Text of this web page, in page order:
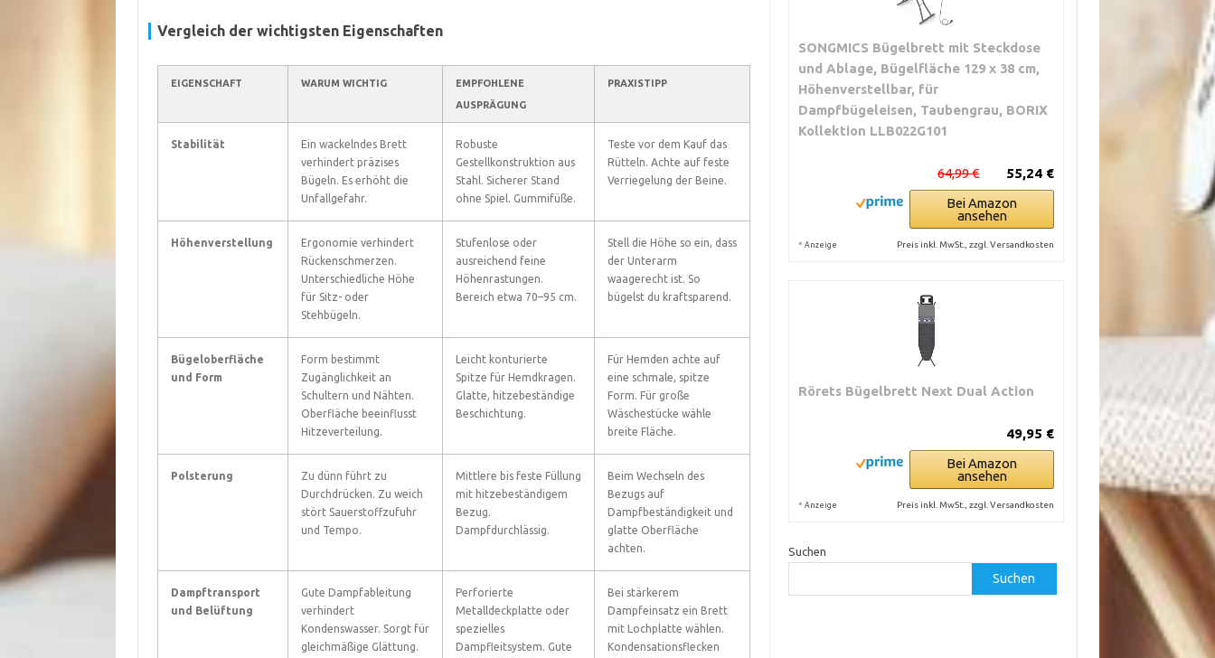
Vergleich der wichtigsten Eigenschaften
EIGENSCHAFT WARUM WICHTIG
EMPFOHLENE
AUSPRÄGUNG
PRAXISTIPP
Stabilität
Ein wackelndes Brett
verhindert präzises
Bügeln. Es erhöht die
Unfallgefahr.
Robuste
Gestellkonstruktion aus
Stahl. Sicherer Stand
ohne Spiel. Gummifüße.
Teste vor dem Kauf das
Rütteln. Achte auf feste
Verriegelung der Beine.
Höhenverstellung
Ergonomie verhindert
Rückenschmerzen.
Unterschiedliche Höhe
für Sitz- oder
Stehbügeln.
Stufenlose oder
ausreichend feine
Höhenrastungen.
Bereich etwa 70–95 cm.
Stell die Höhe so ein, dass
der Unterarm
waagerecht ist. So
bügelst du kraftsparend.
Bügeloberfläche
und Form
Form bestimmt
Zugänglichkeit an
Schultern und Nähten.
Oberfläche beeinflusst
Hitzeverteilung.
Leicht konturierte
Spitze für Hemdkragen.
Glatte, hitzebeständige
Beschichtung.
Für Hemden achte auf
eine schmale, spitze
Form. Für große
Wäschestücke wähle
breite Fläche.
Polsterung
Zu dünn führt zu
Durchdrücken. Zu weich
stört Sauerstoffzufuhr
und Tempo.
Mittlere bis feste Füllung
mit hitzebeständigem
Bezug.
Dampfdurchlässig.
Beim Wechseln des
Bezugs auf
Dampfbeständigkeit und
glatte Oberfläche
achten.
Dampftransport
und Belüftung
Gute Dampfableitung
verhindert
Kondenswasser. Sorgt für
gleichmäßige Glättung.
Perforierte
Metalldeckplatte oder
spezielles
Dampfleitsystem. Gute
Bei stärkerem
Dampfeinsatz ein Brett
mit Lochplatte wählen.
Kondensationsflecken
SONGMICS Bügelbrett mit Steckdose
und Ablage, Bügelfläche 129 x 38 cm,
Höhenverstellbar, für
Dampfbügeleisen, Taubengrau, BORIX
Kollektion LLB022G101
55,24 €
64,99 €
Bei Amazon
ansehen
* Anzeige Preis inkl. MwSt., zzgl. Versandkosten
Rörets Bügelbrett Next Dual Action
49,95 €
Bei Amazon
ansehen
* Anzeige Preis inkl. MwSt., zzgl. Versandkosten
Suchen
Suchen